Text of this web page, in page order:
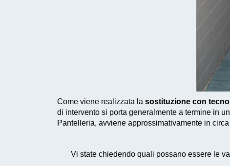
Come viene realizzata la sostituzione con
di intervento si porta generalmente a termine in
Pantelleria, avviene approssimativamente in
Vi state chiedendo quali possano essere le